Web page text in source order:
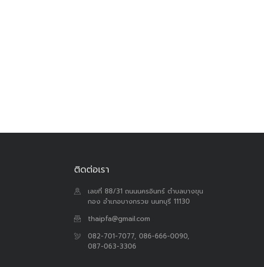
ติดต่อเรา
เลขที่ 88/31 ถนนนครอินทร์ ตำบลบางขุน
กอง อำเภอบางกรวย นนทบุรี 11130
thaipfa@gmail.com
082-701-7077, 086-666-0090,
087-063-3306